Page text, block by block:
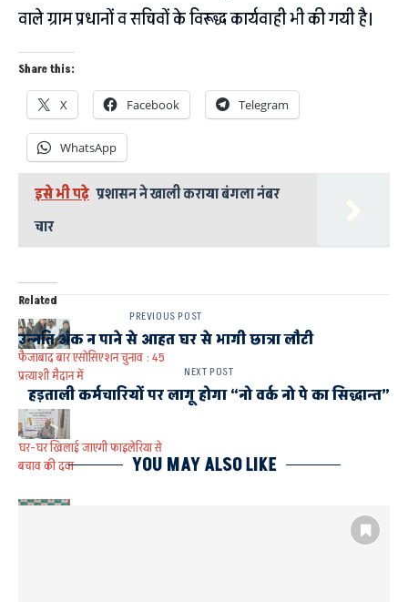
वाले ग्राम प्रधानों व सचिवों के विरूद्ध कार्यवाही भी की गयी है।
Share this:
X Facebook Telegram
WhatsApp
इसे भी पढ़े प्रशासन ने खाली कराया बंगला नंबर
चार
Related
फैजाबाद बार एसोसिएशन चुनाव : 45
प्रत्याशी मैदान में
घर-घर खिलाई जाएगी फाइलेरिया से
बचाव की दवा
PREVIOUS POST
उन्नति अंक न पाने से आहत घर से भागी छात्रा लौटी
NEXT POST
हड़ताली कर्मचारियों पर लागू होगा “नो वर्क नो पे का सिद्धान्त”
YOU MAY ALSO LIKE